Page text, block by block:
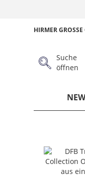
HIRMER GROSSE
Suche
öffnen